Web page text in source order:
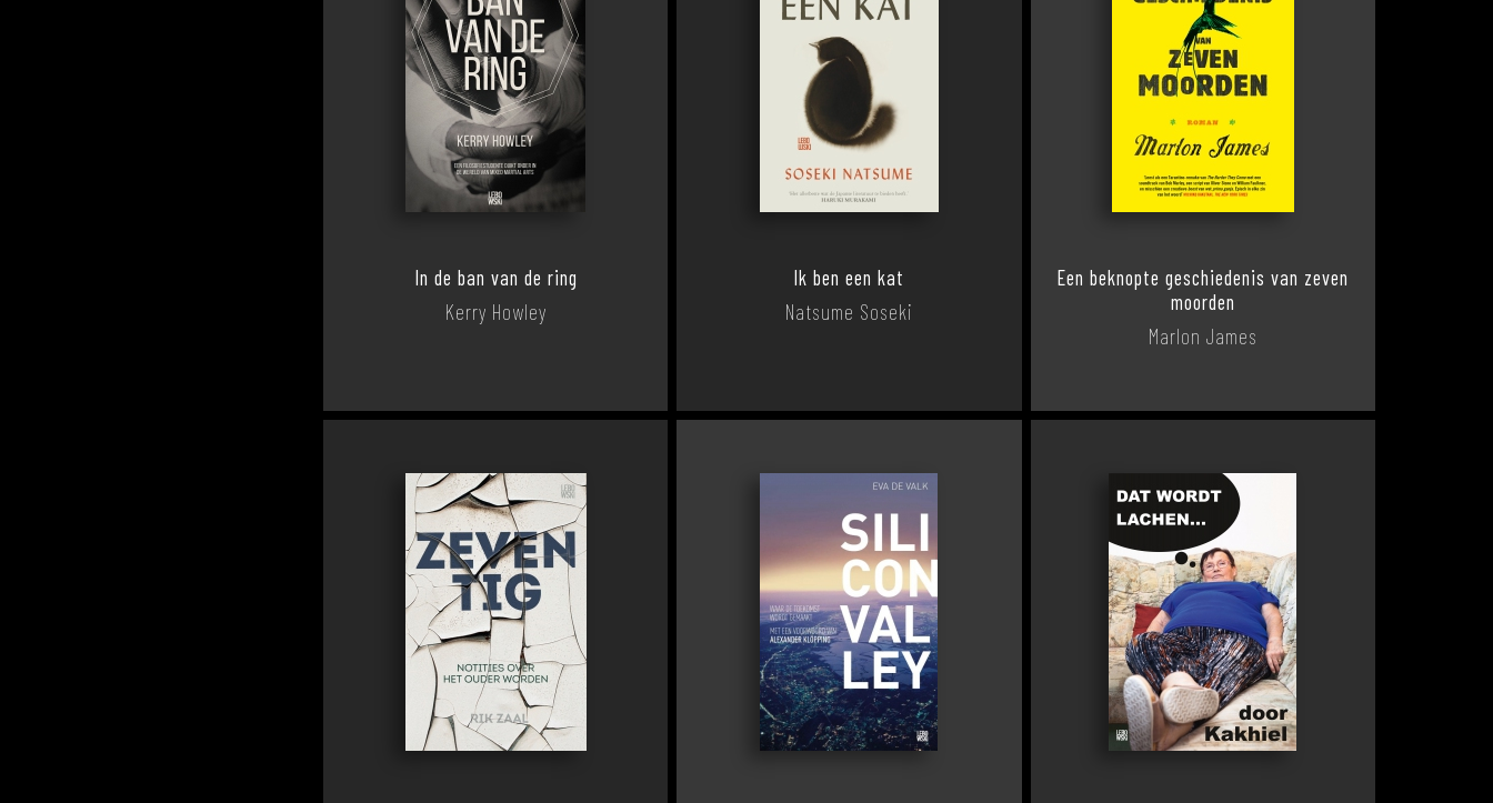
In de ban van de ring
Kerry Howley
Ik ben een kat
Natsume Soseki
Een beknopte geschiedenis van zeven
moorden
Marlon James